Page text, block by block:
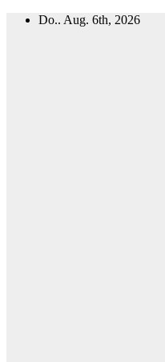
Zum
Do.. Aug. 6th, 2026